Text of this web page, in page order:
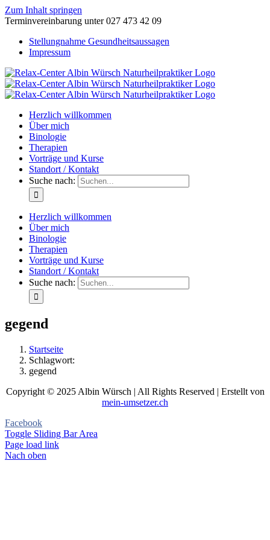
Zum Inhalt springen
Terminvereinbarung unter 027 473 42 09
Stellungnahme Gesundheitsaussagen
Impressum
Herzlich willkommen
Über mich
Binologie
Therapien
Vorträge und Kurse
Standort / Kontakt
Suche nach:
Herzlich willkommen
Über mich
Binologie
Therapien
Vorträge und Kurse
Standort / Kontakt
Suche nach:
gegend
Startseite
Schlagwort:
gegend
Copyright © 2025 Albin Würsch | All Rights Reserved | Erstellt von
mein-umsetzer.ch
Facebook
Toggle Sliding Bar Area
Page load link
Nach oben